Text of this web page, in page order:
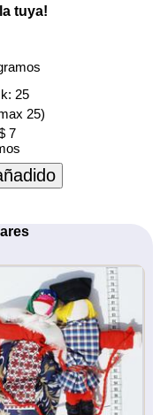
tuya!
25
25)
7